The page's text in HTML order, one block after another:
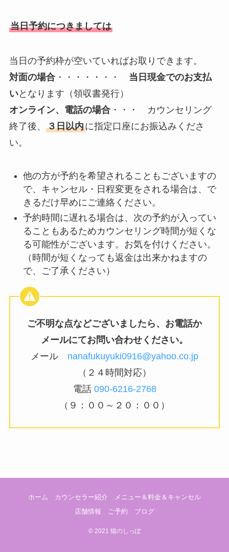
当日予約につきましては
当日の予約枠が空いていればお取りできます。
対面の場合・・・・・・・ 当日現金でのお支払
いとなります（領収書発行）
オンライン、電話の場合・・・ カウンセリング
終了後、 ３日以内に指定口座にお振込みくださ
い。
他の方が予約を希望されることもございますの
で、キャンセル・日程変更をされる場合は、で
きるだけ早めにご連絡ください。
予約時間に遅れる場合は、次の予約が入ってい
ることもあるためカウンセリング時間が短くな
る可能性がございます。お気を付けください。
（時間が短くなっても返金は出来かねますの
で、ご了承ください）
ご不明な点などございましたら、お電話か
メールにてお問い合わせください。
メール nanafukuyuki0916@yahoo.co.jp
（２４時間対応）
電話 090-6216-2768
（９：００～２０：００）
ホーム カウンセラー紹介
メニュー＆料金＆キャンセル
店舗情報
ご予約 ブログ
©2021 猫のしっぽ